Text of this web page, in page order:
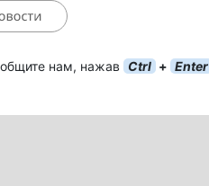
нам, нажав Ctrl + Enter